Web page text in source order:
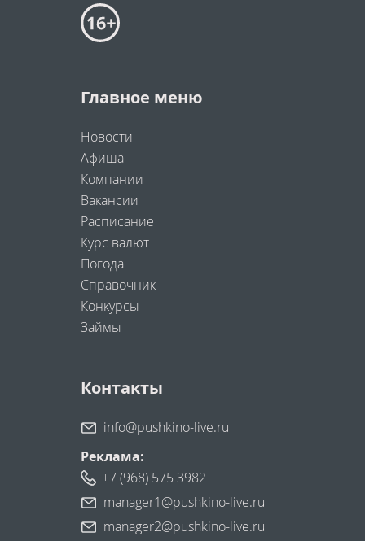
Главное меню
Новости
Афиша
Компании
Вакансии
Расписание
Курс валют
Погода
Справочник
Конкурсы
Займы
Контакты
info@pushkino-live.ru
Реклама:
+7 (968) 575 3982
manager1@pushkino-live.ru
manager2@pushkino-live.ru